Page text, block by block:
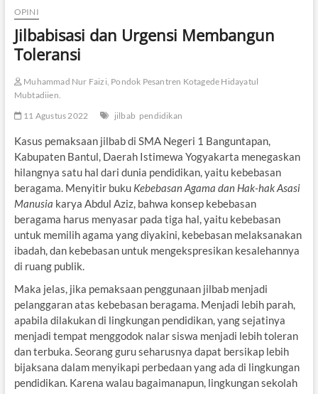
OPINI
Jilbabisasi dan Urgensi Membangun
Toleransi
Muhammad Nur Faizi, Pondok Pesantren Kotagede Hidayatul
Mubtadiien.
11 Agustus 2022
jilbab pendidikan
Kasus pemaksaan jilbab di SMA Negeri 1 Banguntapan,
Kabupaten Bantul, Daerah Istimewa Yogyakarta menegaskan
hilangnya satu hal dari dunia pendidikan, yaitu kebebasan
beragama. Menyitir buku Kebebasan Agama dan Hak-hak Asasi
Manusia karya Abdul Aziz, bahwa konsep kebebasan
beragama harus menyasar pada tiga hal, yaitu kebebasan
untuk memilih agama yang diyakini, kebebasan melaksanakan
ibadah, dan kebebasan untuk mengekspresikan kesalehannya
di ruang publik.
Maka jelas, jika pemaksaan penggunaan jilbab menjadi
pelanggaran atas kebebasan beragama. Menjadi lebih parah,
apabila dilakukan di lingkungan pendidikan, yang sejatinya
menjadi tempat menggodok nalar siswa menjadi lebih toleran
dan terbuka. Seorang guru seharusnya dapat bersikap lebih
bijaksana dalam menyikapi perbedaan yang ada di lingkungan
pendidikan. Karena walau bagaimanapun, lingkungan sekolah